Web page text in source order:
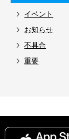
イベント
お知らせ
不具合
重要